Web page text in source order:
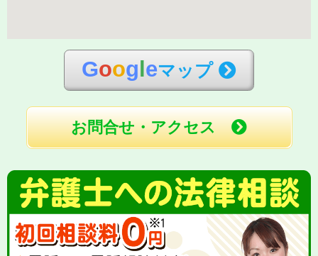
Goog eマップ
お問合せ・アクセス